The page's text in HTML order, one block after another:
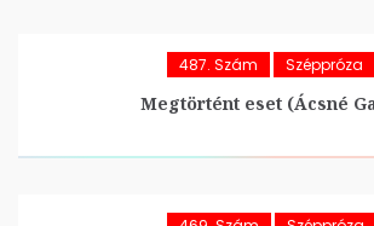
487. Szám Széppróza
Megtörtént eset (Ácsné